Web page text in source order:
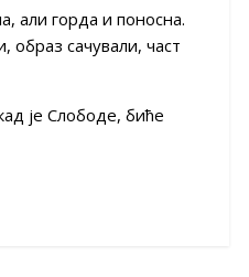
али горда и поносна.
образ сачували, част
је Слободе, биће